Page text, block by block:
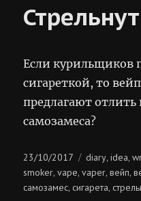
Если курильщиков
сигареткой, то
предлагают отлить
самозамеса?
Posted
on
23/10/2017 Categories
diary,idea,
smoker,vape,vaper,вейп,
самозамес,сигарета,